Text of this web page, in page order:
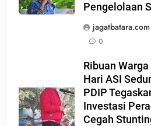
Pengelolaan
jagatbatara.com
0
Ribuan
Hari ASI
PDIP
Investasi
Cegah